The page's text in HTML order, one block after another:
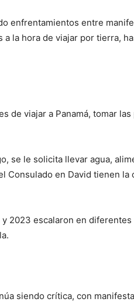
enfrentamientos entre
la hora de viajar por tierra,
de viajar a Panamá, tomar
se le solicita llevar agua,
Consulado en David tienen
2023 escalaron en
siendo crítica, con